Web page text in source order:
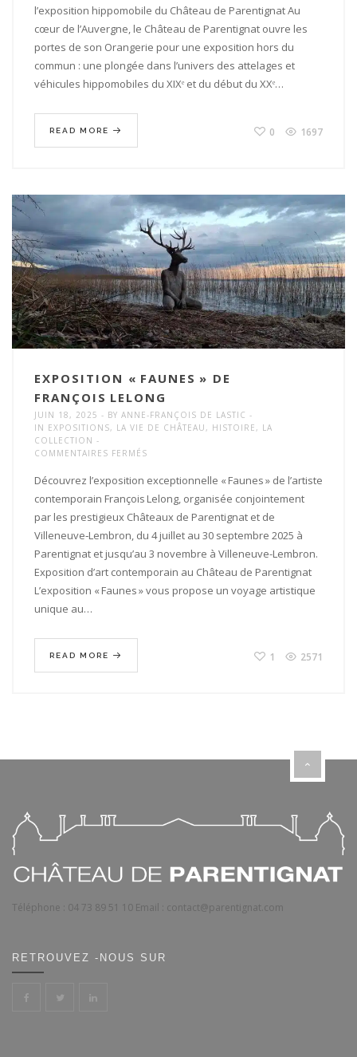
:
DES
AUX
PLAQUES
MODERNES
l’exposition hippomobile du Château de Parentignat Au
cœur de l’Auvergne, le Château de Parentignat ouvre les
portes de son Orangerie pour une exposition hors du
commun : une plongée dans l’univers des attelages et
véhicules hippomobiles du XIXᵉ et du début du XXᵉ…
READ MORE 0 1697
EXPOSITION « FAUNES » DE
FRANÇOIS LELONG
JUIN 18, 2025 BY ANNE-FRANÇOIS DE LASTIC
IN EXPOSITIONS, LA VIE DE CHÂTEAU , HISTOIRE , LA
COLLECTION
COMMENTAIRES FERMÉS
« FAUNES »
FRANÇOIS LELONG
Découvrez l’exposition exceptionnelle « Faunes » de l’artiste
contemporain François Lelong, organisée conjointement
par les prestigieux Châteaux de Parentignat et de
Villeneuve‑Lembron, du 4 juillet au 30 septembre 2025 à
Parentignat et jusqu’au 3 novembre à Villeneuve-Lembron.
Exposition d’art contemporain au Château de Parentignat
L’exposition « Faunes » vous propose un voyage artistique
unique au…
READ MORE 1 2571
Téléphone : 04 73 89 51 10 Email : contact@parentignat.com
RETROUVEZ -NOUS SUR